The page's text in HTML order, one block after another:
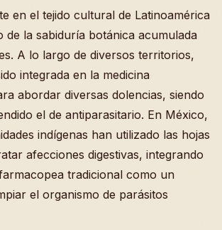
en el tejido cultural de Latinoamérica
de la sabiduría botánica acumulada
A lo largo de diversos territorios,
integrada en la medicina
abordar diversas dolencias, siendo
el de antiparasitario. En México,
indígenas han utilizado las hojas
afecciones digestivas, integrando
tradicional como un
el organismo de parásitos